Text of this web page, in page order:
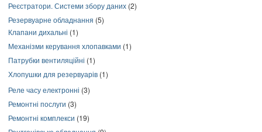
Реєстратори. Системи збору даних (2)
Резервуарне обладнання (5)
Клапани дихальні (1)
Механізми керування хлопавками (1)
Патрубки вентиляційні (1)
Хлопушки для резервуарів (1)
Реле часу електронні (3)
Ремонтні послуги (3)
Ремонтні комплекси (19)